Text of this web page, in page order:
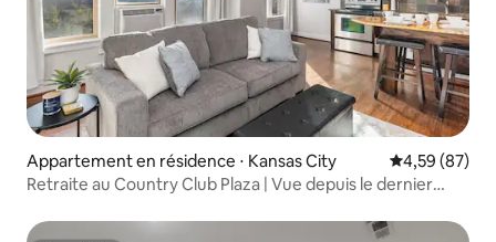
Appartement en résidence ⋅ Kansas City Évaluation
4,59 (87)
Retraite au Country Club Plaza | Vue depuis le dernier